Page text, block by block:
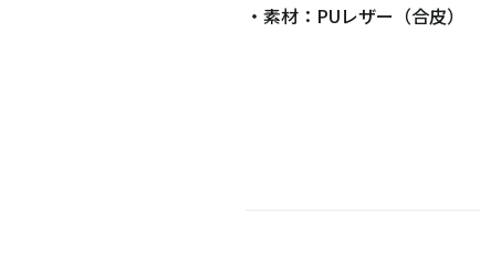
・素材：PUレザー（合皮）